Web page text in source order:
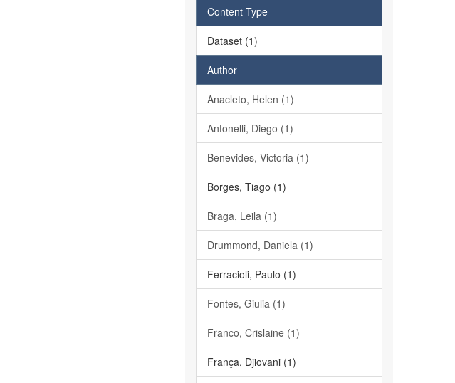
Content Type
Dataset (1)
Author
Anacleto, Helen (1)
Antonelli, Diego (1)
Benevides, Victoria (1)
Borges, Tiago (1)
Braga, Leila (1)
Drummond, Daniela (1)
Ferracioli, Paulo (1)
Fontes, Giulia (1)
Franco, Crislaine (1)
França, Djiovani (1)